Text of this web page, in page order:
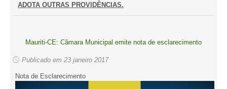
ADOTA OUTRAS PROVIDÊNCIAS.
Mauriti-CE: Câmara Municipal emite nota de esclarecimento
Publicado em 23 janeiro 2017
Nota de Esclarecimento